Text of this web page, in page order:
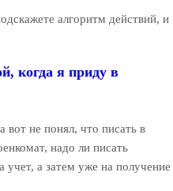
алгоритм действий, и
когда я приду в
не понял, что писать в
надо ли писать
учет, а затем уже на получение